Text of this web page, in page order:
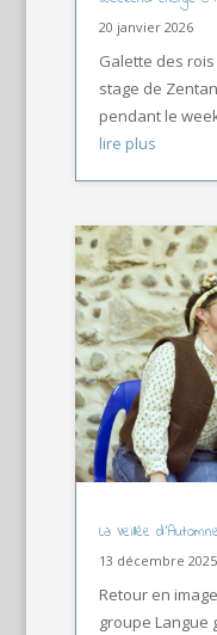
20 janvier 2026
Galette des
stage de
pendant le
lire plus
La Veillée
13 décembre 2025
Retour en
groupe Langue